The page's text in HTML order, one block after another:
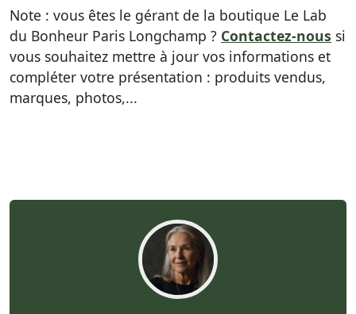
Note : vous êtes le gérant de la boutique Le Lab
du Bonheur Paris Longchamp ? Contactez-nous si
vous souhaitez mettre à jour vos informations et
compléter votre présentation : produits vendus,
marques, photos,...